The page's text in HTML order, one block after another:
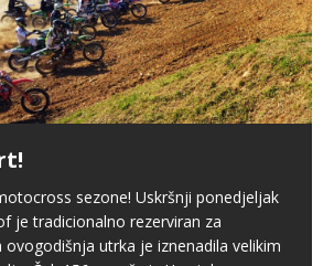
sezone! Uskršnji ponedjeljak
je tradicionalno rezerviran za
utrka je iznenadila velikim